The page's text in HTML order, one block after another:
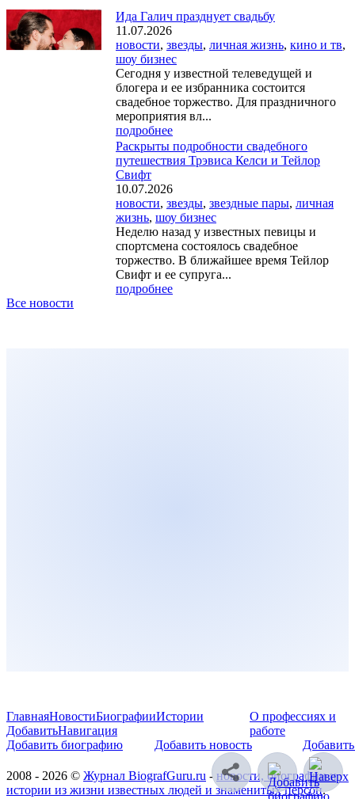
Ида Галич празднует свадьбу
11.07.2026
новости, звезды, личная жизнь, кино и тв,
шоу бизнес
Сегодня у известной телеведущей и
блогера и ее избранника состоится
свадебное торжество. Для праздничного
мероприятия вл...
подробнее
Раскрыты подробности свадебного
путешествия Трэвиса Келси и Тейлор
Свифт
10.07.2026
новости, звезды, звездные пары, личная
жизнь, шоу бизнес
Неделю назад у известных певицы и
спортсмена состоялось свадебное
торжество. В ближайшее время Тейлор
Свифт и ее супруга...
подробнее
Все новости
ГлавнаяНовостиБиографииИстории
ДобавитьНавигация
О профессиях и
работе
Добавить биографию
Добавить новость
2008 - 2026 © Журнал BiografGuru.ru - новости, биографии и
истории из жизни известных людей и знаменитых персон.